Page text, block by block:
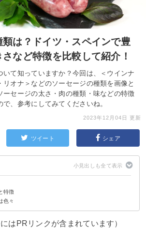
類は？ドイツ・スペインで豊
など特徴を比較して紹介！
いて知っていますか？今回は、＜ウインナ
リオナ＞などのソーセージの種類を画像と
ーセージの太さ・肉の種類・味などの特徴
、参考にしてみてくださいね。
2023年12月04日 更新
ツイート シェア
てナーの違い
特徴
ージ
ーセージ
ジージ
ング
色々
にはPRリンクが含まれています）